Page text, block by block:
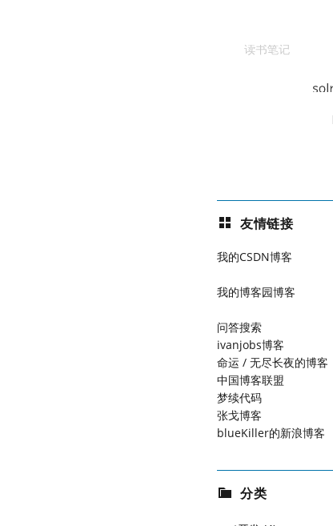
友情链接
我的CSDN博客
我的博客园博客
问答搜索
ivanjobs博客
命运 / 无尽长夜的博客
中国博客联盟
梦续代码
张戈博客
blueKiller的新浪博客
分类